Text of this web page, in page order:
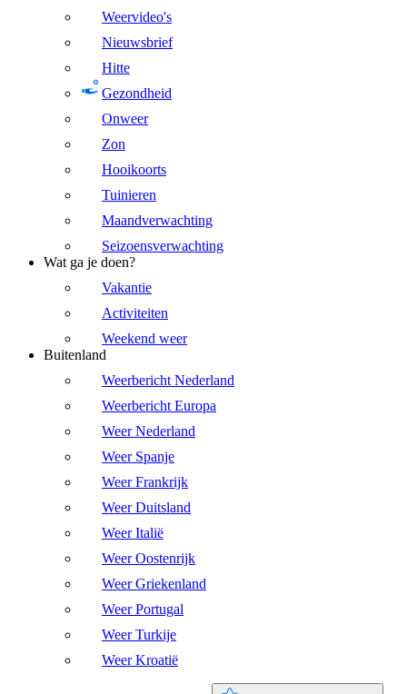
Weervideo's
Nieuwsbrief
Hitte
Gezondheid
Onweer
Zon
Hooikoorts
Tuinieren
Maandverwachting
Seizoensverwachting
Wat ga je doen?
Vakantie
Activiteiten
Weekend weer
Buitenland
Weerbericht Nederland
Weerbericht Europa
Weer Nederland
Weer Spanje
Weer Frankrijk
Weer Duitsland
Weer Italië
Weer Oostenrijk
Weer Griekenland
Weer Portugal
Weer Turkije
Weer Kroatië